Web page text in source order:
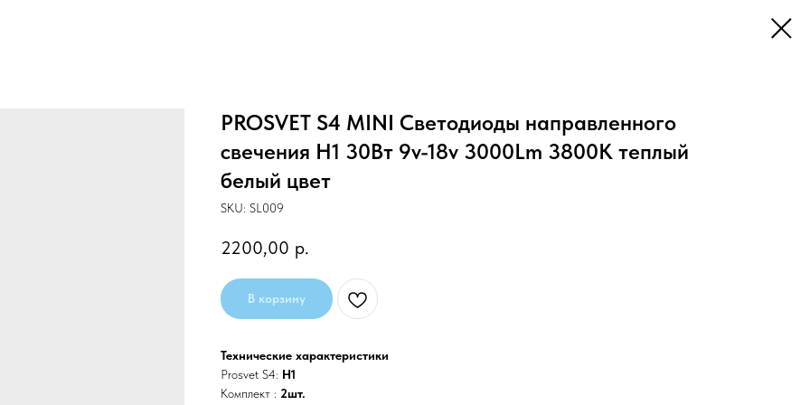
PROSVET S4 MINI Светодиоды направленного
свечения H1 30Вт 9v-18v 3000Lm 3800K теплый
белый цвет
SKU: SL009
2200,00 р.
В корзину
Технические характеристики
Prosvet S4: H1
Комплект : 2шт.